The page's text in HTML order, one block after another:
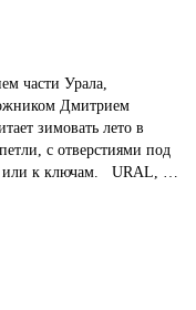
части Урала,
Дмитрием
зимовать лето в
с отверстиями под
или к ключам. URAL, …